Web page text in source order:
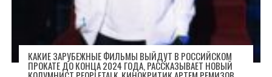
КАКИЕ ЗАРУБЕЖНЫЕ ФИЛЬМЫ ВЫЙДУТ В РОССИЙСКОМ
ПРОКАТЕ ДО КОНЦА 2024 ГОДА, РАССКАЗЫВАЕТ НОВЫЙ